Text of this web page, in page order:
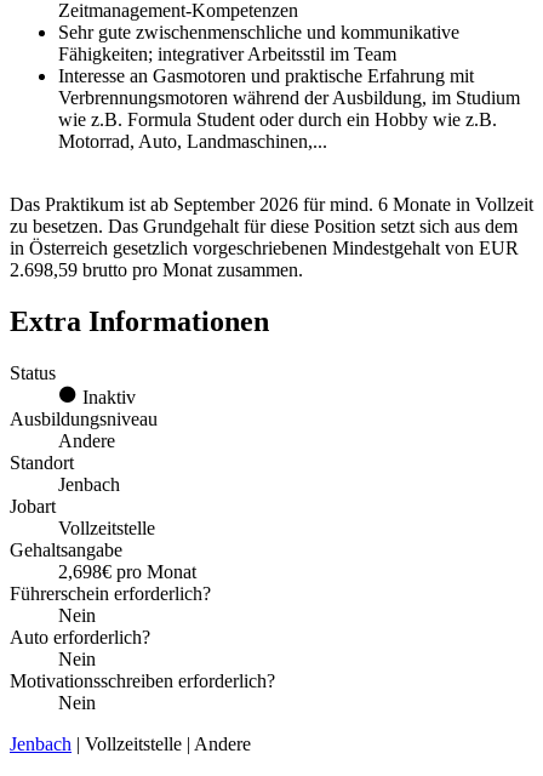
Zeitmanagement-Kompetenzen
Sehr gute zwischenmenschliche und kommunikative
Fähigkeiten; integrativer Arbeitsstil im Team
Interesse an Gasmotoren und praktische Erfahrung mit
Verbrennungsmotoren während der Ausbildung, im Studium
wie z.B. Formula Student oder durch ein Hobby wie z.B.
Motorrad, Auto, Landmaschinen,...
Das Praktikum ist ab September 2026 für mind. 6 Monate in Vollzeit
zu besetzen. Das Grundgehalt für diese Position setzt sich aus dem
in Österreich gesetzlich vorgeschriebenen Mindestgehalt von EUR
2.698,59 brutto pro Monat zusammen.
Extra Informationen
Status
Inaktiv
Ausbildungsniveau
Andere
Standort
Jenbach
Jobart
Vollzeitstelle
Gehaltsangabe
2,698€ pro Monat
Führerschein erforderlich?
Nein
Auto erforderlich?
Nein
Motivationsschreiben erforderlich?
Nein
Jenbach | Vollzeitstelle | Andere